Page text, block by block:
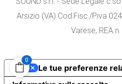
Arsizio (VA) Cod.Fisc./P.iva
Varese, REA
0
Le tue preferenze